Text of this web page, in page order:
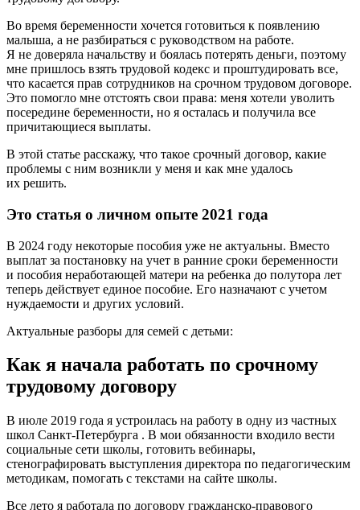
Во время беременности хочется готовиться к появлению
малыша, а не разбираться с руководством на работе.
Я не доверяла начальству и боялась потерять деньги, поэтому
мне пришлось взять трудовой кодекс и проштудировать все,
что касается прав сотрудников на срочном трудовом договоре.
Это помогло мне отстоять свои права: меня хотели уволить
посередине беременности, но я осталась и получила все
причитающиеся выплаты.
В этой статье расскажу, что такое срочный договор, какие
проблемы с ним возникли у меня и как мне удалось
их решить.
Это статья о личном опыте 2021 года
В 2024 году некоторые пособия уже не актуальны. Вместо
выплат за постановку на учет в ранние сроки беременности
и пособия неработающей матери на ребенка до полутора лет
теперь действует единое пособие. Его назначают с учетом
нуждаемости и других условий.
Актуальные разборы для семей с детьми:
Как я начала работать по срочному
трудовому договору
В июле 2019 года я устроилась на работу в одну из частных
школ Санкт-Петербурга . В мои обязанности входило вести
социальные сети школы, готовить вебинары,
стенографировать выступления директора по педагогическим
методикам, помогать с текстами на сайте школы.
Все лето я работала по договору гражданско-правового